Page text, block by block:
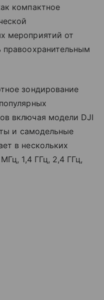
компактное
мероприятий от
зондирование
включая модели DJI
и самодельные
в нескольких
1,4 ГГц, 2,4 ГГц,